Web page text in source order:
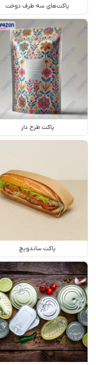
پاکت‌های سه طرف دوخت
پاکت طرح دار
پاکت ساندویچ